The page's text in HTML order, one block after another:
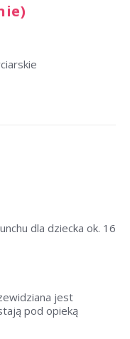
dla dziecka ok. 16
jest
pod opieką